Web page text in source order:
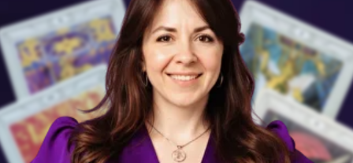
Ирина Чукреева
—
хедлайнер курса.
Это тот самый случай, когда
в одном пространстве
соединяются практика,
системность и настоящая
звёздная энергия